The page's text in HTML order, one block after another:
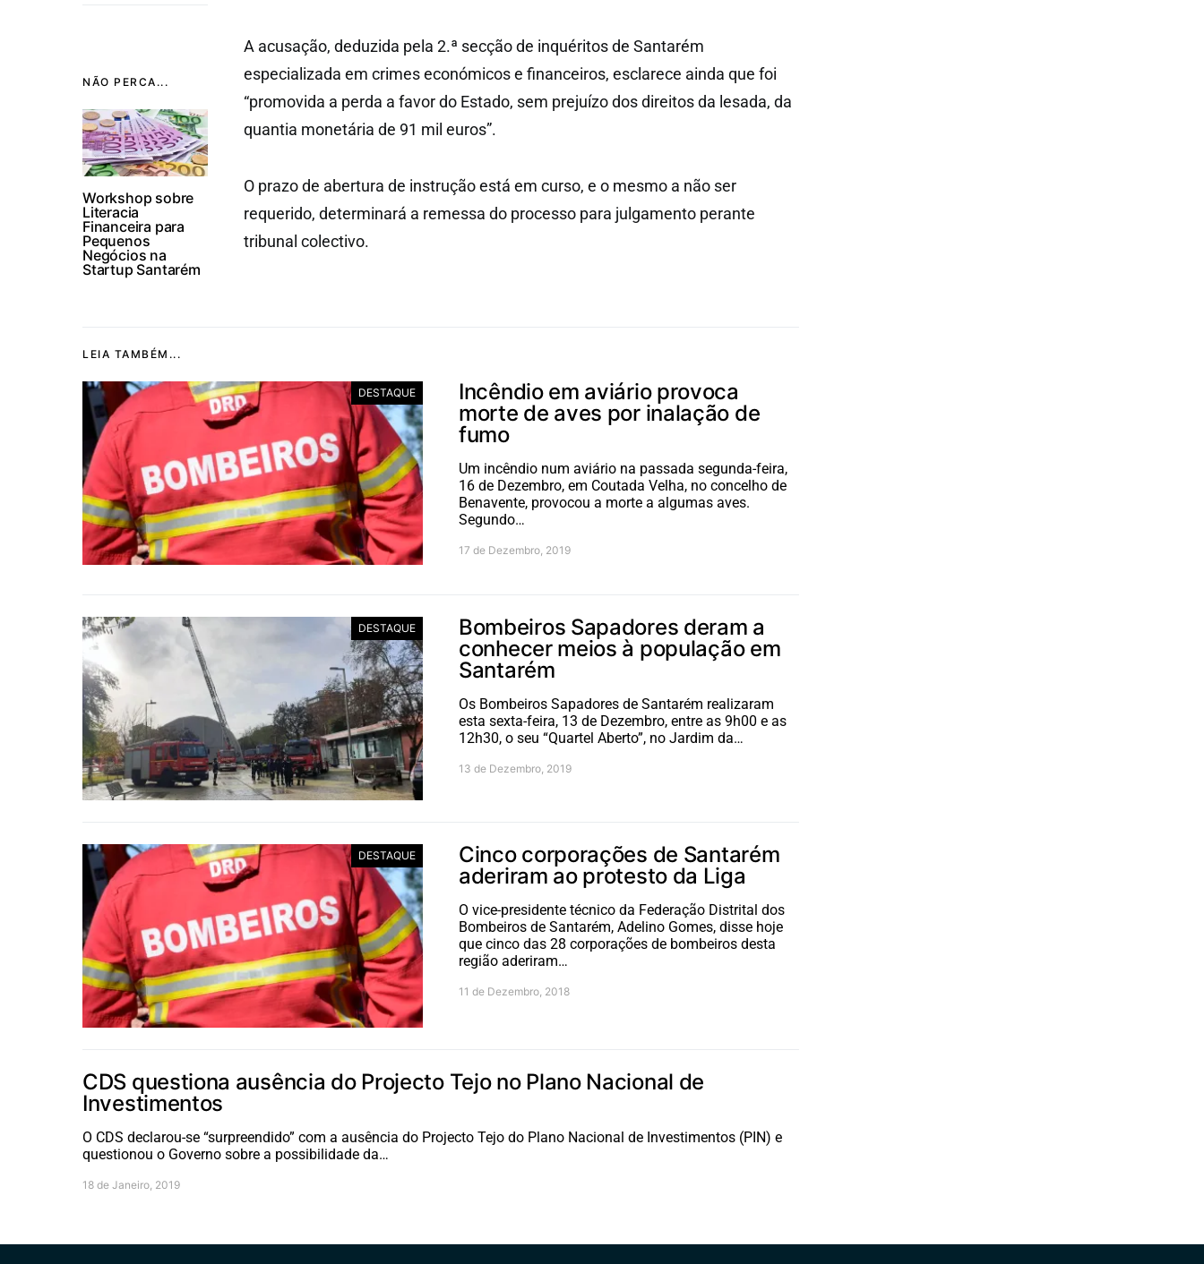
NÃO PERCA...
Workshop sobre
Literacia
Financeira para
Pequenos
Negócios na
Startup Santarém
A acusação, deduzida pela 2.ª secção de inquéritos de Santarém
especializada em crimes económicos e financeiros, esclarece ainda que foi
“promovida a perda a favor do Estado, sem prejuízo dos direitos da lesada, da
quantia monetária de 91 mil euros”.
O prazo de abertura de instrução está em curso, e o mesmo a não ser
requerido, determinará a remessa do processo para julgamento perante
tribunal colectivo.
LEIA TAMBÉM...
DESTAQUE
Incêndio em aviário provoca
morte de aves por inalação de
fumo
Um incêndio num aviário na passada segunda-feira,
16 de Dezembro, em Coutada Velha, no concelho de
Benavente, provocou a morte a algumas aves.
Segundo…
17 de Dezembro, 2019
DESTAQUE
Bombeiros Sapadores deram a
conhecer meios à população em
Santarém
Os Bombeiros Sapadores de Santarém realizaram
esta sexta-feira, 13 de Dezembro, entre as 9h00 e as
12h30, o seu “Quartel Aberto”, no Jardim da…
13 de Dezembro, 2019
DESTAQUE
Cinco corporações de Santarém
aderiram ao protesto da Liga
O vice-presidente técnico da Federação Distrital dos
Bombeiros de Santarém, Adelino Gomes, disse hoje
que cinco das 28 corporações de bombeiros desta
região aderiram…
11 de Dezembro, 2018
CDS questiona ausência do Projecto Tejo no Plano Nacional de
Investimentos
O CDS declarou-se “surpreendido” com a ausência do Projecto Tejo do Plano Nacional de Investimentos (PIN) e
questionou o Governo sobre a possibilidade da…
18 de Janeiro, 2019